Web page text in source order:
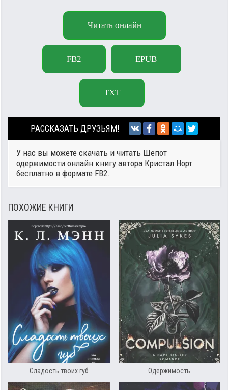
Читать онлайн
FB2 EPUB
TXT
РАССКАЗАТЬ ДРУЗЬЯМ!
У нас вы можете скачать и читать Шепот
одержимости онлайн книгу автора Кристал Норт
бесплатно в формате FB2.
ПОХОЖИЕ КНИГИ
Сладость твоих губ Одержимость